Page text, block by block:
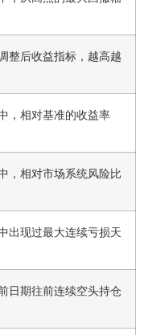
整后收益指标，越高越
，相对基准的收益率
，相对市场系统风险比
出现过最大连续亏损天
日期往前连续空头持仓